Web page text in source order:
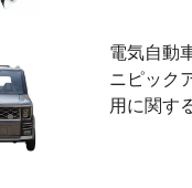
電気自動
ニピック
用に関す